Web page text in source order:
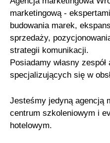
marketingową -
budowania marek,
sprzedaży,
strategii komunikacji.
Posiadamy własny
specjalizujących się w
Jesteśmy jedyną agencją
centrum szkoleniowym i
hotelowym.